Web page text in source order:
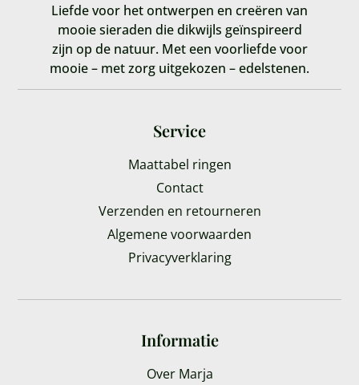
Liefde voor het ontwerpen en creëren van
mooie sieraden die dikwijls geïnspireerd
zijn op de natuur. Met een voorliefde voor
mooie – met zorg uitgekozen – edelstenen.
Service
Maattabel ringen
Contact
Verzenden en retourneren
Algemene voorwaarden
Privacyverklaring
Informatie
Over Marja